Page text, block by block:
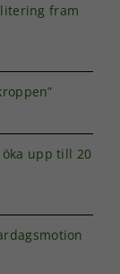
fram
upp till 20